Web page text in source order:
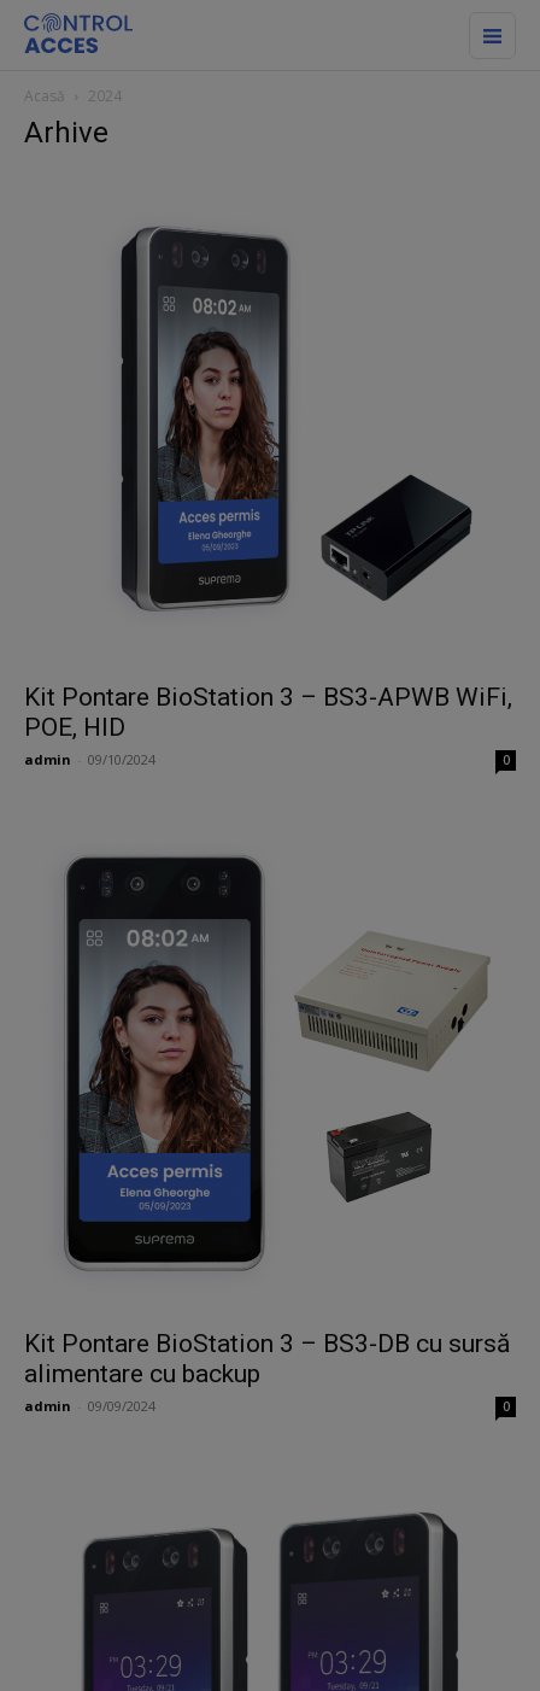
Acasă 2024
Arhive
Kit Pontare BioStation 3 – BS3-APWB WiFi,
POE, HID
admin 09/10/2024 0
Kit Pontare BioStation 3 – BS3-DB cu sursă
alimentare cu backup
admin 09/09/2024 0